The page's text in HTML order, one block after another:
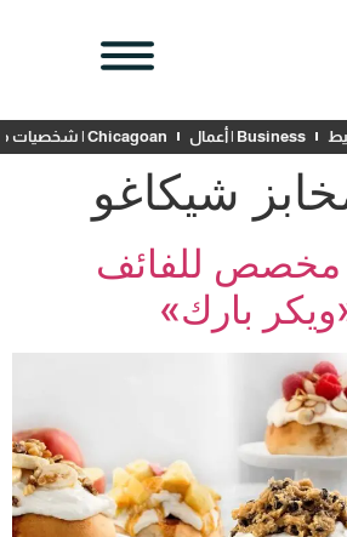
Business | أعمال Chicagoan | شخصيات محلية
شيكاغو
مخصص للفائف
بارك»